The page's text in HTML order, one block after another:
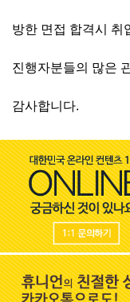
방한 면접 합격시 취
진행자분들의 많은
감사합니다.